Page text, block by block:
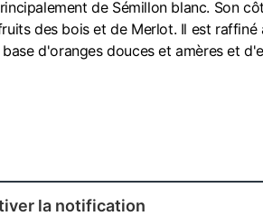
de Sémillon blanc. Son
des bois et de Merlot. Il est raffiné
d'oranges douces et amères et
la notification